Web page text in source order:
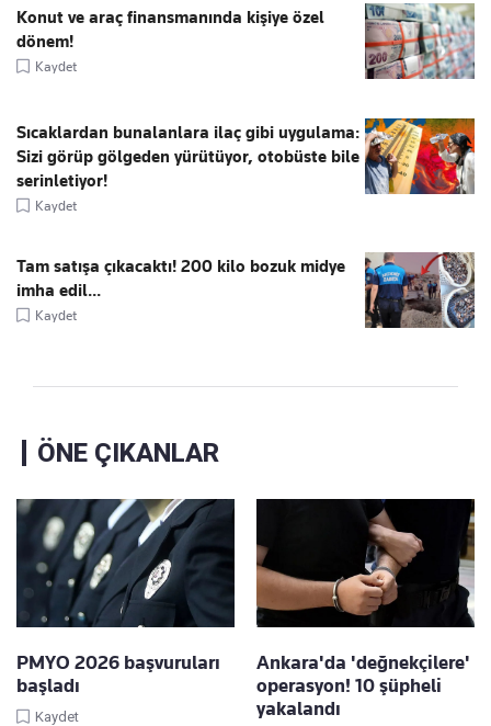
Konut ve araç finansmanında kişiye özel
dönem!
Kaydet
Sıcaklardan bunalanlara ilaç gibi uygulama:
Sizi görüp gölgeden yürütüyor, otobüste bile
serinletiyor!
Kaydet
Tam satışa çıkacaktı! 200 kilo bozuk midye
imha edil...
Kaydet
ÖNE ÇIKANLAR
PMYO 2026 başvuruları
başladı
Kaydet
Ankara'da 'değnekçilere'
operasyon! 10 şüpheli
yakalandı